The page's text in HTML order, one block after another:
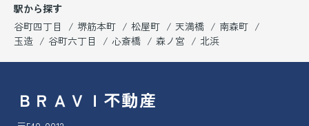
駅から探す
谷町四丁目
堺筋本町 松屋町 天満橋
南森町
玉造
谷町六丁目 心斎橋 森ノ宮 北浜
ＢＲＡＶＩ不動産